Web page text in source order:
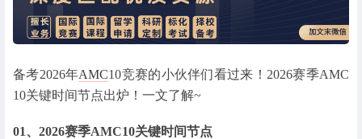
备考2026年AMC10竞赛的小伙伴们看过来！2026赛季AMC
10关键时间节点出炉！一文了解~
01、2026赛季AMC10关键时间节点